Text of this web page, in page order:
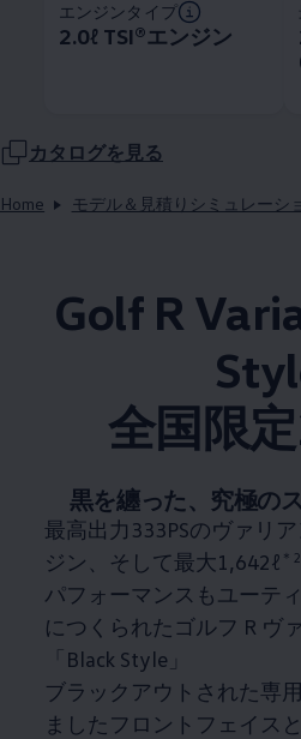
エンジンタイプ
2.0ℓ TSI®エンジン
カタログを見る
Home モデル＆見積りシミュレーシ
Golf R
全国限
黒を纏った、究極の
最高出力333PSのヴァリ
ジン、そして最大1,642ℓ＊2
パフォーマンスもユーテ
につくられたゴルフ R ヴ
「Black Style」
ブラックアウトされた専
ましたフロントフェイス